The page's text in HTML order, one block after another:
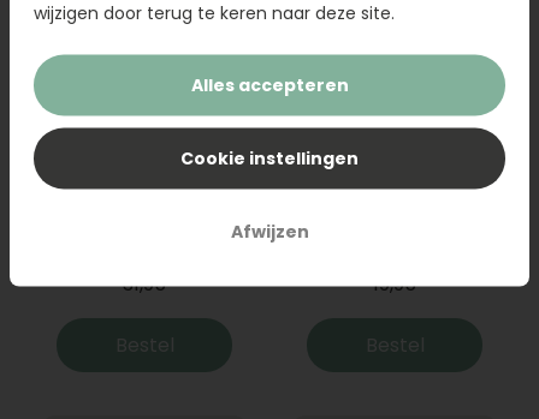
31,95
Bestel
19,95
Bestel
wijzigen door terug te keren naar deze site.
Alles accepteren
Cookie instellingen
Afwijzen